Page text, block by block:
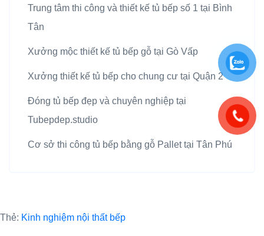
Trung tâm thi công và thiết kế tủ bếp số 1 tại Bình
Tân
Xưởng mộc thiết kế tủ bếp gỗ tại Gò Vấp
Xưởng thiết kế tủ bếp cho chung cư tại Quận 2
Đóng tủ bếp đẹp và chuyên nghiệp tại
Tubepdep.studio
Cơ sở thi công tủ bếp bằng gỗ Pallet tại Tân Phú
Thẻ: Kinh nghiệm nội thất bếp